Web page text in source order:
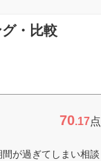
・比較
70.17点
が過ぎてしまい相談